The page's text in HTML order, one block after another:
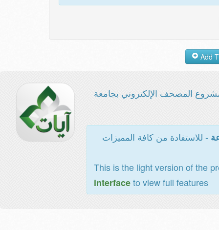
المصحف الإلكتروني بجامعة
- للاستفادة من كافة المميزات
This is the light version of the
interfaceto view full features